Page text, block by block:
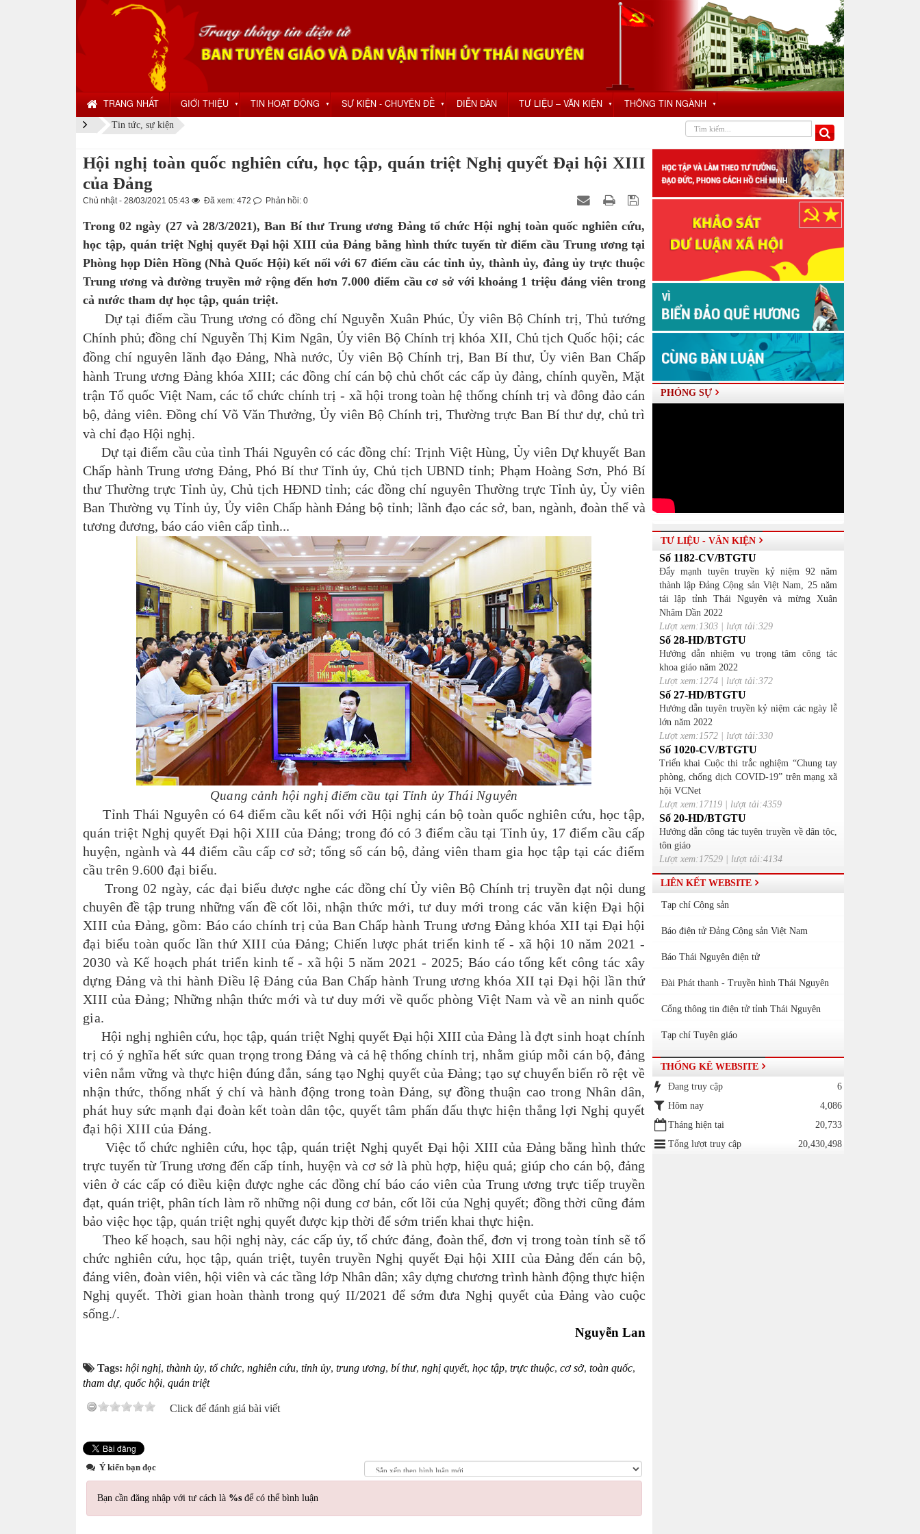
TRANG NHẤT GIỚI THIỆU ▼ TIN HOẠT ĐỘNG ▼ SỰ KIỆN - CHUYÊN ĐỀ ▼ DIỄN ĐÀN TƯ LIỆU – VĂN KIỆN ▼ THÔNG TIN NGÀNH ▼
Tin tức, sự kiện
Hội nghị toàn quốc nghiên cứu, học tập, quán triệt Nghị quyết Đại hội XIII
của Đảng
Chủ nhật - 28/03/2021 05:43 Đã xem: 472 Phản hồi: 0
Trong 02 ngày (27 và 28/3/2021), Ban Bí thư Trung ương Đảng tổ chức Hội nghị toàn quốc nghiên cứu,
học tập, quán triệt Nghị quyết Đại hội XIII của Đảng bằng hình thức tuyến từ điểm cầu Trung ương tại
Phòng họp Diên Hồng (Nhà Quốc Hội) kết nối với 67 điểm cầu các tỉnh ủy, thành ủy, đảng ủy trực thuộc
Trung ương và đường truyền mở rộng đến hơn 7.000 điểm cầu cơ sở với khoảng 1 triệu đảng viên trong
cả nước tham dự học tập, quán triệt.
Dự tại điểm cầu Trung ương có đồng chí Nguyễn Xuân Phúc, Ủy viên Bộ Chính trị, Thủ tướng
Chính phủ; đồng chí Nguyễn Thị Kim Ngân, Ủy viên Bộ Chính trị khóa XII, Chủ tịch Quốc hội; các
đồng chí nguyên lãnh đạo Đảng, Nhà nước, Ủy viên Bộ Chính trị, Ban Bí thư, Ủy viên Ban Chấp
hành Trung ương Đảng khóa XIII; các đồng chí cán bộ chủ chốt các cấp ủy đảng, chính quyền, Mặt
trận Tổ quốc Việt Nam, các tổ chức chính trị - xã hội trong toàn hệ thống chính trị và đông đảo cán
bộ, đảng viên. Đồng chí Võ Văn Thưởng, Ủy viên Bộ Chính trị, Thường trực Ban Bí thư dự, chủ trì
và chỉ đạo Hội nghị.
Dự tại điểm cầu của tỉnh Thái Nguyên có các đồng chí: Trịnh Việt Hùng, Ủy viên Dự khuyết Ban
Chấp hành Trung ương Đảng, Phó Bí thư Tỉnh ủy, Chủ tịch UBND tỉnh; Phạm Hoàng Sơn, Phó Bí
thư Thường trực Tỉnh ủy, Chủ tịch HĐND tỉnh; các đồng chí nguyên Thường trực Tỉnh ủy, Ủy viên
Ban Thường vụ Tỉnh ủy, Ủy viên Chấp hành Đảng bộ tỉnh; lãnh đạo các sở, ban, ngành, đoàn thể và
tương đương, báo cáo viên cấp tỉnh...
Quang cảnh hội nghị điểm cầu tại Tỉnh ủy Thái Nguyên
Tỉnh Thái Nguyên có 64 điểm cầu kết nối với Hội nghị cán bộ toàn quốc nghiên cứu, học tập,
quán triệt Nghị quyết Đại hội XIII của Đảng; trong đó có 3 điểm cầu tại Tỉnh ủy, 17 điểm cầu cấp
huyện, ngành và 44 điểm cầu cấp cơ sở; tổng số cán bộ, đảng viên tham gia học tập tại các điểm
cầu trên 9.600 đại biểu.
Trong 02 ngày, các đại biểu đượcnghe các đồng chí Ủy viên Bộ Chính trị truyền đạt nội dung
chuyên đề tập trung nhữngvấn đề cốt lõi,nhận thức mới, tư duy mới trong các văn kiện Đại hội
XIII của Đảng, gồm: Báo cáo chính trị của Ban Chấp hành Trung ương Đảng khóa XII tại Đại hội
đại biểu toàn quốc lần thứ XIII của Đảng; Chiến lược phát triển kinh tế - xã hội 10 năm 2021 -
2030 và Kế hoạch phát triển kinh tế - xã hội 5 năm 2021 - 2025; Báo cáo tổng kết công tác xây
dựng Đảng và thi hành Điều lệ Đảng của Ban Chấp hành Trung ương khóa XII tại Đại hội lần thứ
XIII của Đảng; Những nhận thức mới và tư duy mới về quốc phòng Việt Nam và về an ninh quốc
gia.
Hội nghịnghiên cứu, học tập, quán triệt Nghị quyết Đại hội XIII của Đảng là đợt sinh hoạt chính
trị có ý nghĩa hết sức quan trọng trong Đảng và cả hệ thống chính trị, nhằm giúp mỗi cán bộ, đảng
viên nắm vững và thực hiện đúng đắn, sáng tạo Nghị quyết của Đảng; tạo sự chuyển biến rõ rệt về
nhận thức, thống nhất ý chí và hành động trong toàn Đảng, sự đồng thuận cao trong Nhân dân,
phát huy sức mạnh đại đoàn kết toàn dân tộc, quyết tâm phấn đấu thực hiện thắng lợi Nghị quyết
đại hội XIII của Đảng.
Việc tổ chức nghiên cứu, học tập, quán triệt Nghị quyết Đại hội XIII của Đảng bằng hình thức
trực tuyến từ Trung ương đến cấp tỉnh, huyện và cơ sở là phù hợp, hiệu quả; giúp cho cán bộ, đảng
viên ở các cấp có điều kiện được nghe các đồng chí báo cáo viên của Trung ương trực tiếp truyền
đạt, quán triệt, phân tích làm rõ những nội dung cơ bản, cốt lõi của Nghị quyết; đồng thời cũng đảm
bảo việc học tập, quán triệt nghị quyết được kịp thời để sớm triển khai thực hiện.
Theo kế hoạch, sau hội nghị này, các cấp ủy, tổ chức đảng, đoàn thể, đơn vị trong toàn tỉnh sẽ tổ
chức nghiên cứu, học tập, quán triệt, tuyên truyền Nghị quyết Đại hội XIII của Đảng đến cán bộ,
đảng viên, đoàn viên, hội viên và các tầng lớp Nhân dân; xây dựng chương trình hành động thực hiện
Nghị quyết. Thời gian hoàn thành trong quý II/2021 để sớm đưa Nghị quyết của Đảng vào cuộc
sống./.
Nguyễn Lan
Tags: hội nghị, thành ủy, tổ chức, nghiên cứu, tỉnh ủy, trung ương, bí thư, nghị quyết, học tập, trực thuộc, cơ sở, toàn quốc,
tham dự, quốc hội, quán triệt
Click để đánh giá bài viết
Ý kiến bạn đọc
Bạn cần đăng nhập với tư cách là %s để có thể bình luận
PHÓNG SỰ
TƯ LIỆU - VĂN KIỆN
Số 1182-CV/BTGTU
Đẩy mạnh tuyên truyền kỷ niệm 92 năm
thành lập Đảng Cộng sản Việt Nam, 25 năm
tái lập tỉnh Thái Nguyên và mừng Xuân
Nhâm Dần 2022
Lượt xem:1303 | lượt tải:329
Số 28-HD/BTGTU
Hướng dẫn nhiệm vụ trọng tâm công tác
khoa giáo năm 2022
Lượt xem:1274 | lượt tải:372
Số 27-HD/BTGTU
Hướng dẫn tuyên truyền kỷ niệm các ngày lễ
lớn năm 2022
Lượt xem:1572 | lượt tải:330
Số 1020-CV/BTGTU
Triển khai Cuộc thi trắc nghiệm “Chung tay
phòng, chống dịch COVID-19” trên mạng xã
hội VCNet
Lượt xem:17119 | lượt tải:4359
Số 20-HD/BTGTU
Hướng dẫn công tác tuyên truyền về dân tộc,
tôn giáo
Lượt xem:17529 | lượt tải:4134
LIÊN KẾT WEBSITE
Tạp chí Cộng sản
Báo điện tử Đảng Cộng sản Việt Nam
Báo Thái Nguyên điện tử
Đài Phát thanh - Truyền hình Thái Nguyên
Cổng thông tin điện tử tỉnh Thái Nguyên
Tạp chí Tuyên giáo
THỐNG KÊ WEBSITE
Đang truy cập
6
Hôm nay
4,086
Tháng hiện tại
20,733
Tổng lượt truy cập
20,430,498